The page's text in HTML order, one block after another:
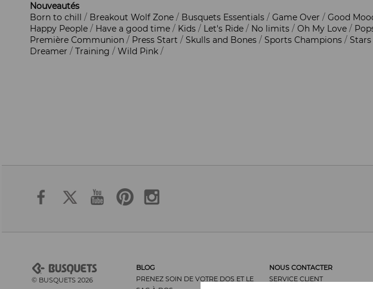
Nouveautés
Born to chill / Breakout Wolf Zone / Busquets Essentials / Game Over / Good
Happy People / Have a good time / Kids / Let's Ride / No limits / Oh My Love /
Première Communion / Press Start / Skulls and Bones / Sports Champions / Stars
Dreamer / Training / Wild Pink /
© BUSQUETS 2026
BLOG
PRENEZ SOIN DE VOTRE DOS ET LE
NOUS CONTACTER
SERVICE CLIENT